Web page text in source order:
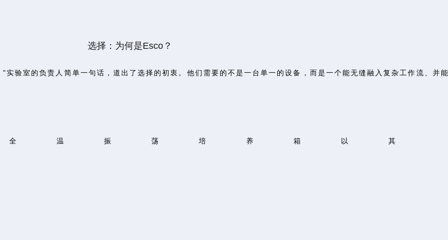
选择：为何是Esco？
验室的负责人简单一句话，道出了选择的初衷。他们需要的不是一台单一的设备，而是一个能无缝融入复杂工作流、并
系列全温振荡培养箱以